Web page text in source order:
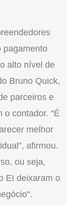
pagamento
alto nível de
Bruno Quick,
parceiros e
o contador. “É
melhor
afirmou.
ou seja,
EI deixaram o